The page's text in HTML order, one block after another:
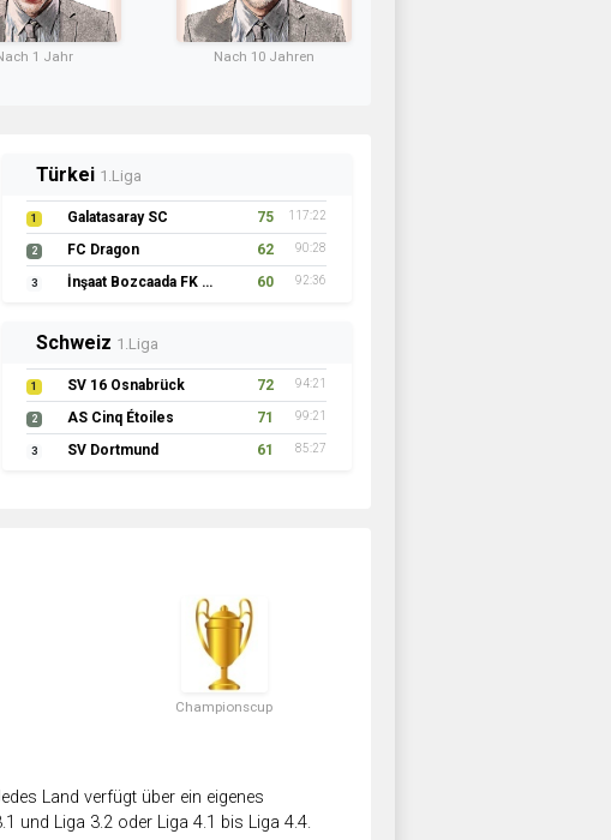
1 Jahr Nach 10 Jahren
Türkei 1.Liga
1 Galatasaray SC 75 117:22
2 FC Dragon 62 90:28
3 İnşaat Bozcaada FK 1957 60 92:36
Schweiz 1.Liga
1 SV 16 Osnabrück 72 94:21
2 AS Cinq Étoiles 71 99:21
3 SV Dortmund 61 85:27
Championscup
Land verfügt über ein eigenes
und Liga 3.2 oder Liga 4.1 bis Liga 4.4.